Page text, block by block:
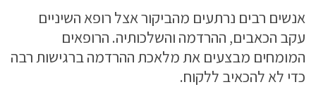
אנשים רבים נרתעים מהביקור אצל רופא השיניים
עקב הכאבים, ההרדמה והשלכותיה. הרופאים
המומחים מבצעים את מלאכת ההרדמה ברגישות רבה
כדי לא להכאיב ללקוח.